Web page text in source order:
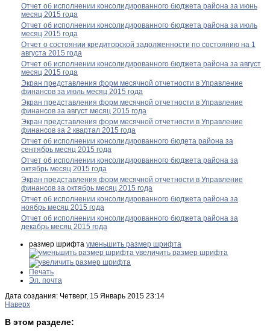
Отчет об исполнении консолидированного бюджета района за июнь
месяц 2015 года
Отчет об исполнении консолидированного бюджета района за июль
месяц 2015 года
Отчет о состоянии кредиторской задолженности по состоянию на 1
августа 2015 года
Отчет об исполнении консолидированного бюджета района за август
месяц 2015 года
Экран представления форм месячной отчетности в Управление
финансов за июль месяц 2015 года
Экран представления форм месячной отчетности в Управление
финансов за август месяц 2015 года
Экран представления форм месячной отчетности в Управление
финансов за 2 квартал 2015 года
Отчет об исполнении консолидированного бюдета района за
сентябрь месяц 2015 года
Отчет об исполнении консолидированного бюджета района за
октябрь месяц 2015 года
Экран представления форм месячной отчетности в Управление
финансов за октябрь месяц 2015 года
Отчет об исполнении консолидированного бюджета района за
ноябрь месяц 2015 года
Отчет об исполнении консолидированного бюджета района за
декабрь месяц 2015 года
размер шрифта уменьшить размер шрифта
увеличить размер шрифта
Печать
Эл. почта
Дата создания: Четверг, 15 Январь 2015 23:14
Наверх
В этом разделе: